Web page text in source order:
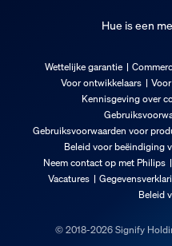
Hue is een
Wettelijke garantie
Voor ontwikkelaars
Kennisgeving over
Gebruiksvoorwaarden voor
Beleid voor beëindiging
Neem contact op met Philips
Vacatures
Beleid
© 2018-2026 Signify